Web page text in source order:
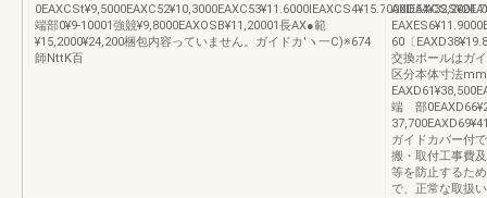
端部0¥9‐10001強競¥9,8000EAXOSB¥11,20001長AX●範
¥15,2000¥24,200梱包内容っていません。ガイドカ′ヽ一C)※674
師NttK百
60〔
交換ポールはガ
区分本体寸法
端 部
ガイドカバー付
搬・取付工事費
等を防止するた
で、正常な取扱